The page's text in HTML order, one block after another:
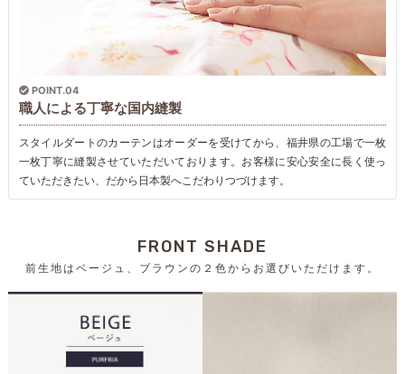
POINT.04
職人による丁寧な国内縫製
スタイルダートのカーテンはオーダーを受けてから、福井県の工場で一枚
一枚丁寧に縫製させていただいております。お客様に安心安全に長く使っ
ていただきたい、だから日本製へこだわりつづけます。
FRONT SHADE
前生地はベージュ、ブラウンの２色からお選びいただけます。